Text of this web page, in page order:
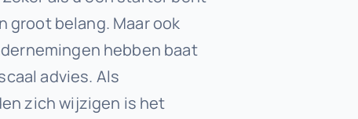
groot belang. Maar ook
hebben baat
advies. Als
zich wijzigen is het